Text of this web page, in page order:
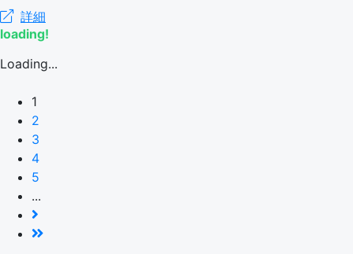
詳細
loading!
Loading...
1
2
3
4
5
...